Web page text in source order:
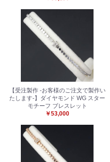
【受注製作 -お客様のご注文で製作い
たします-】ダイヤモンド WG スター
モチーフ ブレスレット
￥53,000